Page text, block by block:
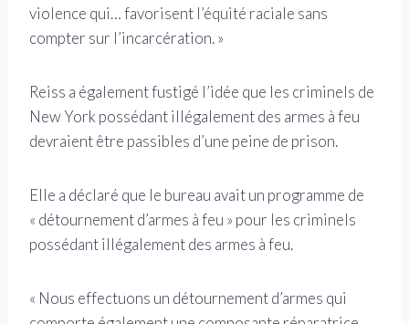
violence qui… favorisent l’équité raciale sans
compter sur l’incarcération. »
Reiss a également fustigé l’idée que les criminels de
New York possédant illégalement des armes à feu
devraient être passibles d’une peine de prison.
Elle a déclaré que le bureau avait un programme de
« détournement d’armes à feu » pour les criminels
possédant illégalement des armes à feu.
« Nous effectuons un détournement d’armes qui